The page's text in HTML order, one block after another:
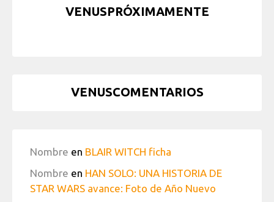
VENUSPRÓXIMAMENTE
VENUSCOMENTARIOS
Nombre en BLAIR WITCH ficha
Nombre en HAN SOLO: UNA HISTORIA DE
STAR WARS avance: Foto de Año Nuevo